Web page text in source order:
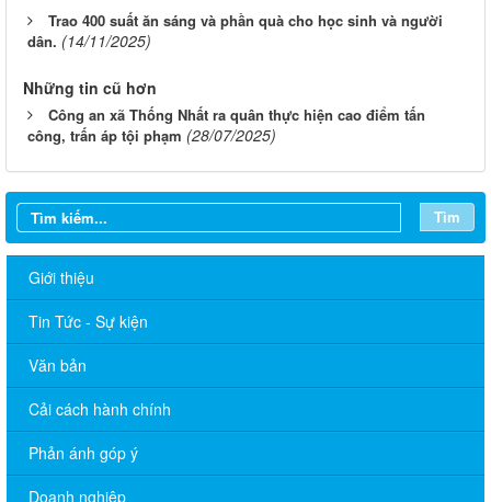
Trao 400 suất ăn sáng và phần quà cho học sinh và người
dân. (14/11/2025)
Những tin cũ hơn
Công an xã Thống Nhất ra quân thực hiện cao điểm tấn
công, trấn áp tội phạm (28/07/2025)
Tìm
Giới thiệu
Tin Tức - Sự kiện
Văn bản
Cải cách hành chính
Phản ánh góp ý
Doanh nghiệp
THÔNG BÁO LỊCH LÀM VIỆC TUẦN CỦA ỦY BAN NHÂN DÂN
XÃ 06/07/2026